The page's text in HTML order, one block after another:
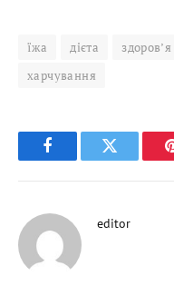
їжа дієта здоров’я
харчування
FacebookTwitter
editor